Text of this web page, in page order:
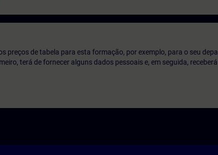
preços de tabela para esta formação, por exemplo, para o seu
terá de fornecer alguns dados pessoais e, em seguida,